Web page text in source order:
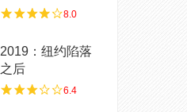
8.0
2019：纽约陷落
之后
6.4